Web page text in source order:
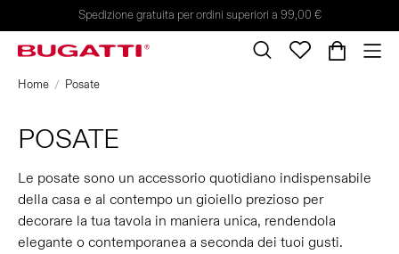
Spedizione gratuita per ordini superiori a 99,00 €
Home Posate
POSATE
Le posate sono un accessorio quotidiano indispensabile
della casa e al contempo un gioiello prezioso per
decorare la tua tavola in maniera unica, rendendola
elegante o contemporanea a seconda dei tuoi gusti.